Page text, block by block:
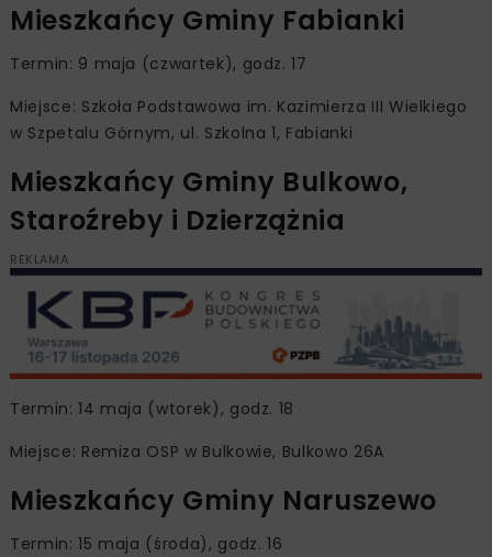
Mieszkańcy Gminy Fabianki
Termin: 9 maja (czwartek), godz. 17
Miejsce: Szkoła Podstawowa im. Kazimierza III Wielkiego
w Szpetalu Górnym, ul. Szkolna 1, Fabianki
Mieszkańcy Gminy Bulkowo,
Staroźreby i Dzierzążnia
REKLAMA
Termin: 14 maja (wtorek), godz. 18
Miejsce: Remiza OSP w Bulkowie, Bulkowo 26A
Mieszkańcy Gminy Naruszewo
Termin: 15 maja (środa), godz. 16